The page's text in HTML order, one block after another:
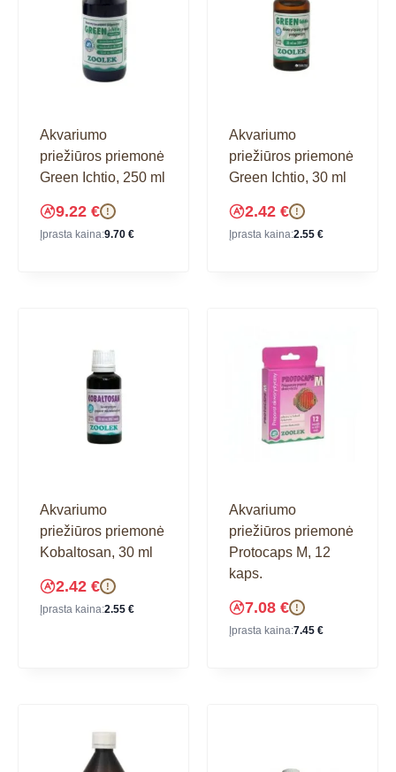
Akvariumo
priežiūros priemonė
Green Ichtio, 250 ml
9.22 € !
Įprasta kaina:9.70 €
Akvariumo
priežiūros priemonė
Green Ichtio, 30 ml
2.42 € !
Įprasta kaina:2.55 €
Akvariumo
priežiūros priemonė
Kobaltosan, 30 ml
2.42 € !
Įprasta kaina:2.55 €
Akvariumo
priežiūros priemonė
Protocaps M, 12
kaps.
7.08 € !
Įprasta kaina:7.45 €